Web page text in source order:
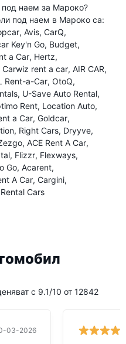
наем за Мароко?
под наем в Мароко са:
Avis CarQ
Key'n Go Budget
a Car Hertz
Carwiz rent a car AIR CAR
Rent-a-Car OtoQ
U-Save Auto Rental
Rent Location Auto
a Car Goldcar
Right Cars Dryyve
ACE Rent A Car
Flizzr Flexways
Go Acarent
A Car Cargini
Cars
с 9.1/10 от 12842
03-2026